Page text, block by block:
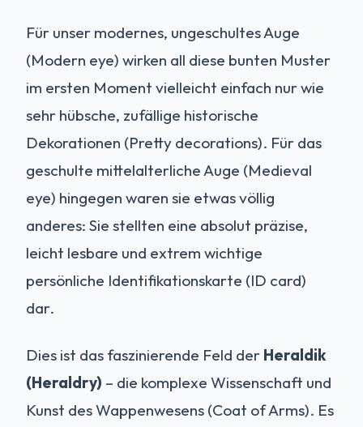
Für unser modernes, ungeschultes Auge
(Modern eye) wirken all diese bunten Muster
im ersten Moment vielleicht einfach nur wie
sehr hübsche, zufällige historische
Dekorationen (Pretty decorations). Für das
geschulte mittelalterliche Auge (Medieval
eye) hingegen waren sie etwas völlig
anderes: Sie stellten eine absolut präzise,
leicht lesbare und extrem wichtige
persönliche Identifikationskarte (ID card)
dar.
Dies ist das faszinierende Feld der Heraldik
(Heraldry) – die komplexe Wissenschaft und
Kunst des Wappenwesens (Coat of Arms). Es